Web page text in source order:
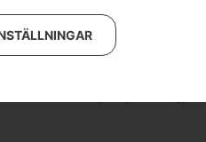
till BioClip® (mulching),